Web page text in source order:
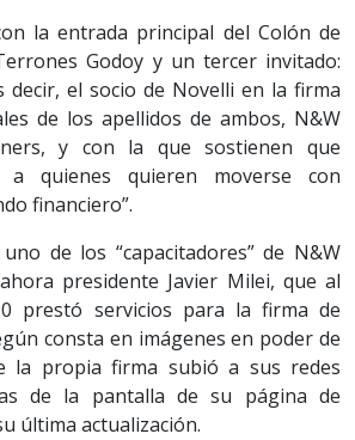
la entrada principal del Colón de
Godoy y un tercer invitado:
decir, el socio de Novelli en la firma
de los apellidos de ambos, N&W
y con la que sostienen que
a quienes quieren moverse con
financiero”.
de los “capacitadores” de N&W
presidente Javier Milei, que al
prestó servicios para la firma de
consta en imágenes en poder de
la propia firma subió a sus redes
de la pantalla de su página de
última actualización.